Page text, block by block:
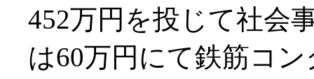
452万円を投じて社会
は60万円にて鉄筋コ